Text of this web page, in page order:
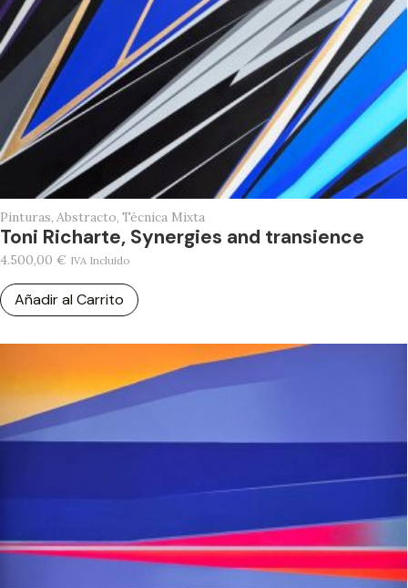
Pinturas, Abstracto, Técnica Mixta
Toni Richarte, Synergies and transience
4.500,00 € IVA Incluido
Añadir al Carrito